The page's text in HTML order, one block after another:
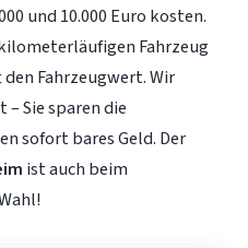
und 10.000 Euro kosten.
Fahrzeug
Fahrzeugwert. Wir
– Sie sparen die
sofort bares Geld. Der
ist auch beim